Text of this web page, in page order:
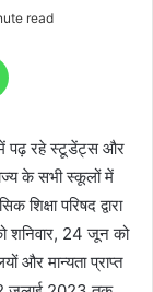
read
पढ़ रहे स्टूडेंट्स और
के सभी स्कूलों में
शिक्षा परिषद द्वारा
शनिवार, 24 जून को
और मान्यता प्राप्त